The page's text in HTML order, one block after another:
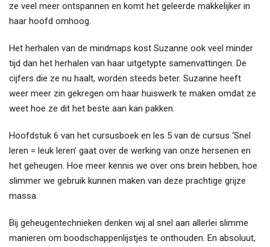
ze veel meer ontspannen en komt het geleerde makkelijker in
haar hoofd omhoog.
Het herhalen van de mindmaps kost Suzanne ook veel minder
tijd dan het herhalen van haar uitgetypte samenvattingen. De
cijfers die ze nu haalt, worden steeds beter. Suzanne heeft
weer meer zin gekregen om haar huiswerk te maken omdat ze
weet hoe ze dit het beste aan kan pakken.
Hoofdstuk 6 van het cursusboek en les 5 van de cursus ‘Snel
leren = leuk leren’ gaat over de werking van onze hersenen en
het geheugen. Hoe meer kennis we over ons brein hebben, hoe
slimmer we gebruik kunnen maken van deze prachtige grijze
massa.
Bij geheugentechnieken denken wij al snel aan allerlei slimme
manieren om boodschappenlijstjes te onthouden. En absoluut,